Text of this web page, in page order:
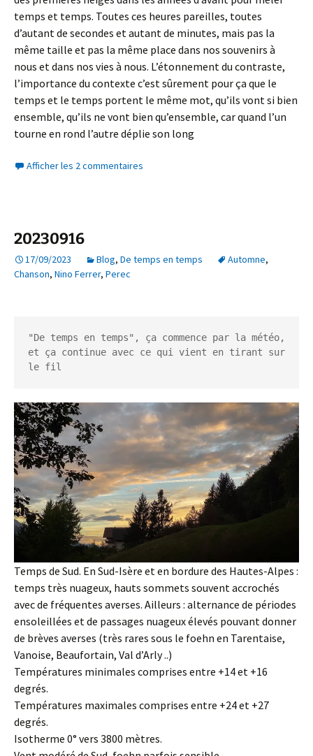
temps et temps. Toutes ces heures pareilles, toutes
d’autant de secondes et autant de minutes, mais pas la
même taille et pas la même place dans nos souvenirs à
nous et dans nos vies à nous. L’étonnement du contraste,
l’importance du contexte c’est sûrement pour ça que le
temps et le temps portent le même mot, qu’ils vont si bien
ensemble, qu’ils ne vont bien qu’ensemble, car quand l’un
tourne en rond l’autre déplie son long
Afficher les 2 commentaires
20230916
17/09/2023 Blog, De temps en temps Automne,
Chanson, Nino Ferrer, Perec
"De temps en temps", ça commence par la météo,
et ça continue avec ce qui vient en tirant sur
le fil
Temps de Sud. En Sud-Isère et en bordure des Hautes-Alpes :
temps très nuageux, hauts sommets souvent accrochés
avec de fréquentes averses. Ailleurs : alternance de périodes
ensoleillées et de passages nuageux élevés pouvant donner
de brèves averses (très rares sous le foehn en Tarentaise,
Vanoise, Beaufortain, Val d’Arly ..)
Températures minimales comprises entre +14 et +16
degrés.
Températures maximales comprises entre +24 et +27
degrés.
Isotherme 0° vers 3800 mètres.